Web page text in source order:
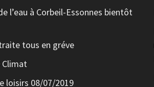
l’eau à Corbeil-Essonnes bientôt
tous en gréve
Climat
loisirs 08/07/2019